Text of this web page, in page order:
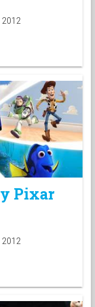
2012
Pixar
2012